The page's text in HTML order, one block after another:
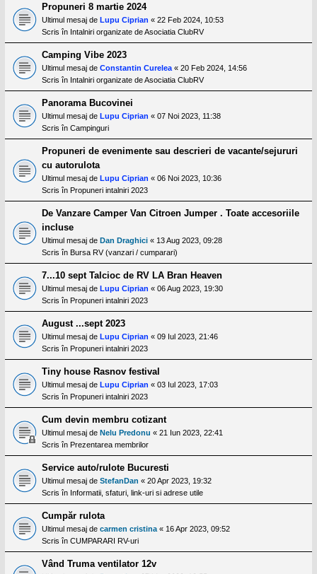
Propuneri 8 martie 2024
Ultimul mesaj de Lupu Ciprian « 22 Feb 2024, 10:53
Scris în Intalniri organizate de Asociatia ClubRV
Camping Vibe 2023
Ultimul mesaj de Constantin Curelea « 20 Feb 2024, 14:56
Scris în Intalniri organizate de Asociatia ClubRV
Panorama Bucovinei
Ultimul mesaj de Lupu Ciprian « 07 Noi 2023, 11:38
Scris în Campinguri
Propuneri de evenimente sau descrieri de vacante/sejururi
cu autorulota
Ultimul mesaj de Lupu Ciprian « 06 Noi 2023, 10:36
Scris în Propuneri intalniri 2023
De Vanzare Camper Van Citroen Jumper . Toate accesoriile
incluse
Ultimul mesaj de Dan Draghici « 13 Aug 2023, 09:28
Scris în Bursa RV (vanzari / cumparari)
7...10 sept Talcioc de RV LA Bran Heaven
Ultimul mesaj de Lupu Ciprian « 06 Aug 2023, 19:30
Scris în Propuneri intalniri 2023
August ...sept 2023
Ultimul mesaj de Lupu Ciprian « 09 Iul 2023, 21:46
Scris în Propuneri intalniri 2023
Tiny house Rasnov festival
Ultimul mesaj de Lupu Ciprian « 03 Iul 2023, 17:03
Scris în Propuneri intalniri 2023
Cum devin membru cotizant
Ultimul mesaj de Nelu Predonu « 21 Iun 2023, 22:41
Scris în Prezentarea membrilor
Service auto/rulote Bucuresti
Ultimul mesaj de StefanDan « 20 Apr 2023, 19:32
Scris în Informatii, sfaturi, link-uri si adrese utile
Cumpăr rulota
Ultimul mesaj de carmen cristina « 16 Apr 2023, 09:52
Scris în CUMPARARI RV-uri
Vând Truma ventilator 12v